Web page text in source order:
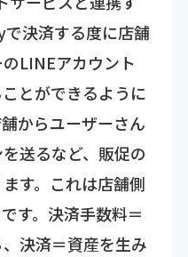
で決済する度に店舗
LINEアカウント
とができるように
からユーザーさん
送るなど、販促の
す。これは店舗側
す。決済手数料＝
決済＝資産を生み